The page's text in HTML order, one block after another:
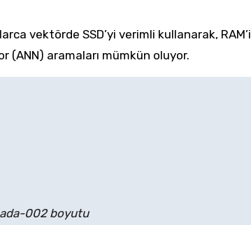
vektörde SSD’yi verimli kullanarak, RAM’i
aramaları mümkün oluyor.
002 boyutu